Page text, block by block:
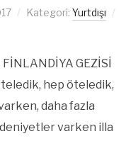
Kategori:Yurtdışı
GEZİSİ
hep öteledik,
daha fazla
varken illa